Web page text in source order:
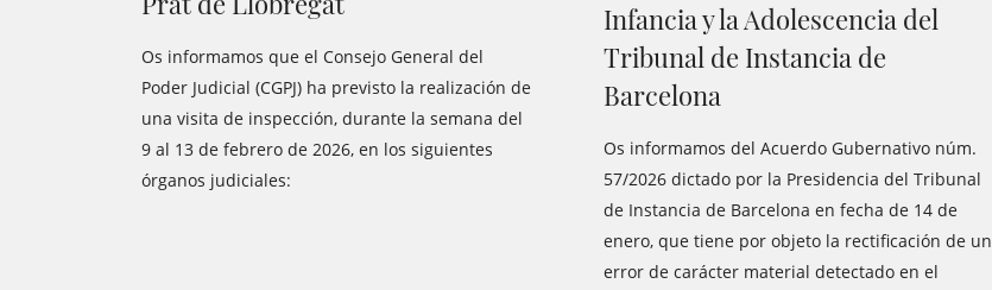
Os informamos que el Consejo General del
Poder Judicial (CGPJ) ha previsto la realización de
una visita de inspección, durante la semana del
9 al 13 de febrero de 2026, en los siguientes
órganos judiciales:
Infancia y la Adolescencia del
Tribunal de Instancia de
Barcelona
Os informamos del Acuerdo Gubernativo núm.
57/2026 dictado por la Presidencia del Tribunal
de Instancia de Barcelona en fecha de 14 de
enero, que tiene por objeto la rectificación de un
error de carácter material detectado en el